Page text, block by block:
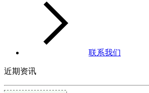
联系我们
近期资讯